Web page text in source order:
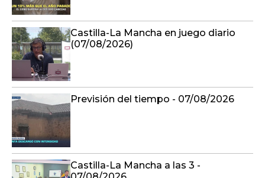
Castilla-La Mancha en juego diario
(07/08/2026)
Previsión del tiempo - 07/08/2026
Castilla-La Mancha a las 3 -